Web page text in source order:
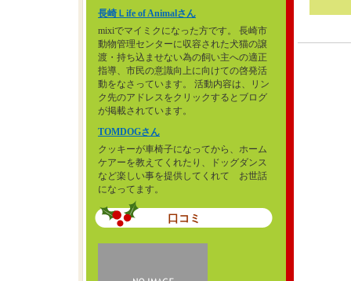
長崎Ｌife of Animalさん
mixiでマイミクになった方です。 長崎市
動物管理センターに収容された犬猫の譲
渡・持ち込ませない為の飼い主への適正
指導、市民の意識向上に向けての啓発活
動をなさっています。 活動内容は、リン
ク先のアドレスをクリックするとブログ
が掲載されています。
TOMDOGさん
クッキーが車椅子になってから、ホーム
ケアーを教えてくれたり、ドッグダンス
など楽しい事を提供してくれて お世話
になってます。
口コミ